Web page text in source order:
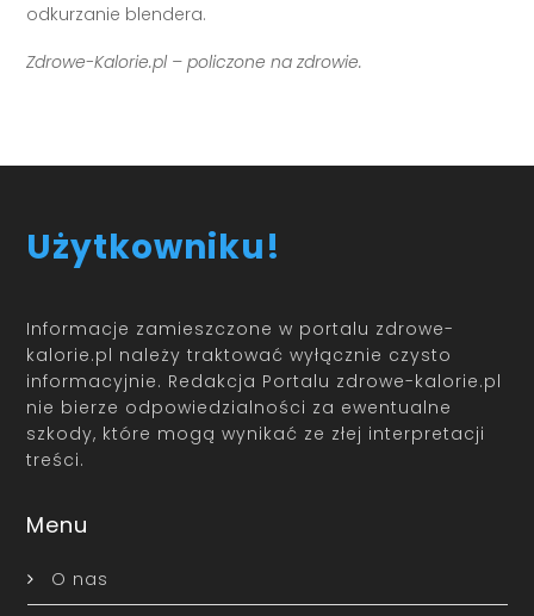
odkurzanie blendera.
Zdrowe-Kalorie.pl – policzone na zdrowie.
Użytkowniku!
Informacje zamieszczone w portalu zdrowe-
kalorie.pl należy traktować wyłącznie czysto
informacyjnie. Redakcja Portalu zdrowe-kalorie.pl
nie bierze odpowiedzialności za ewentualne
szkody, które mogą wynikać ze złej interpretacji
treści.
Menu
O nas